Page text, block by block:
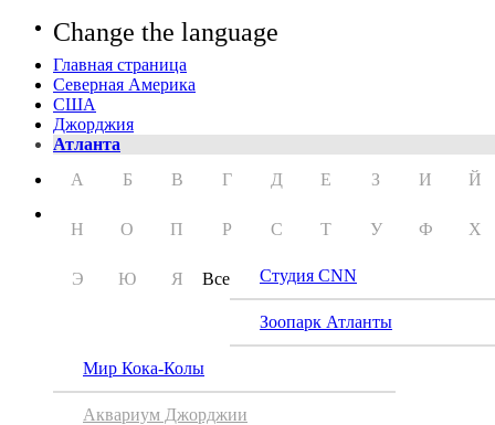
Change the language
Главная страница
Северная Америка
США
Джорджия
Атланта
А
Б В Г Д Е З И Й
Н О П Р С Т У Ф Х
Э Ю Я Все Студия CNN
Зоопарк Атланты
Мир Кока-Колы
Аквариум Джорджии